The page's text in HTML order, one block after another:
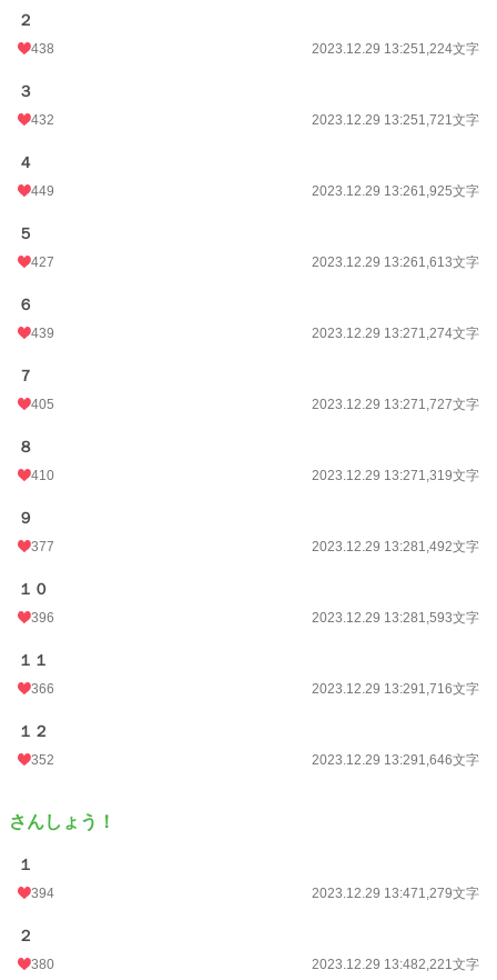
２
438 2023.12.29 13:251,224文字
３
432 2023.12.29 13:251,721文字
４
449 2023.12.29 13:261,925文字
５
427 2023.12.29 13:261,613文字
６
439 2023.12.29 13:271,274文字
７
405 2023.12.29 13:271,727文字
８
410 2023.12.29 13:271,319文字
９
377 2023.12.29 13:281,492文字
１０
396 2023.12.29 13:281,593文字
１１
366 2023.12.29 13:291,716文字
１２
352 2023.12.29 13:291,646文字
さんしょう！
１
394 2023.12.29 13:471,279文字
２
380 2023.12.29 13:482,221文字